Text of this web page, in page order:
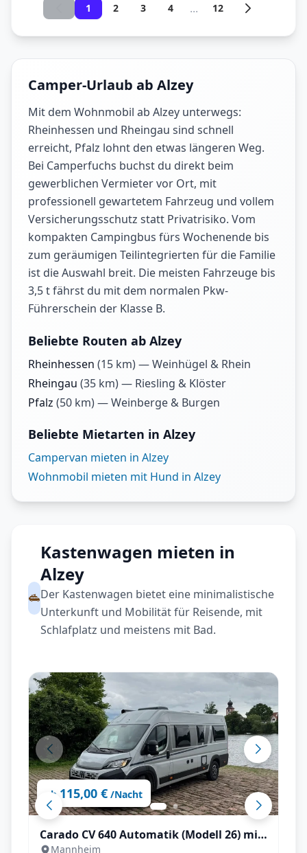
1 2 3 4 ... 12
Camper-Urlaub ab Alzey
Mit dem Wohnmobil ab Alzey unterwegs:
Rheinhessen und Rheingau sind schnell
erreicht, Pfalz lohnt den etwas längeren Weg.
Bei Camperfuchs buchst du direkt beim
gewerblichen Vermieter vor Ort, mit
professionell gewartetem Fahrzeug und vollem
Versicherungsschutz statt Privatrisiko. Vom
kompakten Campingbus fürs Wochenende bis
zum geräumigen Teilintegrierten für die Familie
ist die Auswahl breit. Die meisten Fahrzeuge bis
3,5 t fährst du mit dem normalen Pkw-
Führerschein der Klasse B.
Beliebte Routen ab Alzey
Rheinhessen (15 km) —Weinhügel & Rhein
Rheingau (35 km) — Riesling & Klöster
Pfalz (50 km) —Weinberge & Burgen
Beliebte Mietarten in Alzey
Campervan mieten in Alzey
Wohnmobil mieten mit Hund in Alzey
Kastenwagen mieten in
Alzey
Der Kastenwagen bietet eine minimalistische
Unterkunft und Mobilität für Reisende, mit
Schlafplatz und meistens mit Bad.
ab 115,00 € /Nacht
Carado CV 640 Automatik (Modell 26) mit
Mannheim